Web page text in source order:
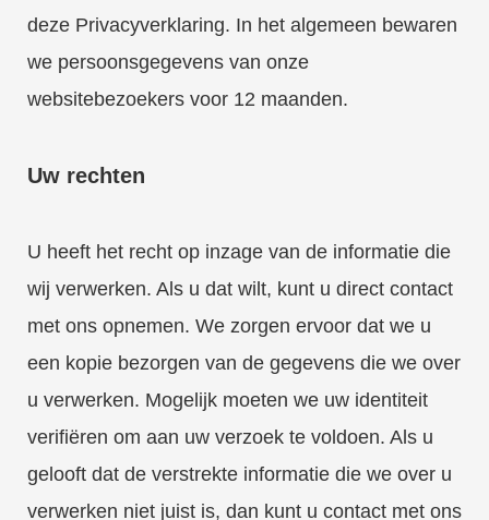
deze Privacyverklaring. In het algemeen bewaren
we persoonsgegevens van onze
websitebezoekers voor 12 maanden.
Uw rechten
U heeft het recht op inzage van de informatie die
wij verwerken. Als u dat wilt, kunt u direct contact
met ons opnemen. We zorgen ervoor dat we u
een kopie bezorgen van de gegevens die we over
u verwerken. Mogelijk moeten we uw identiteit
verifiëren om aan uw verzoek te voldoen. Als u
gelooft dat de verstrekte informatie die we over u
verwerken niet juist is, dan kunt u contact met ons